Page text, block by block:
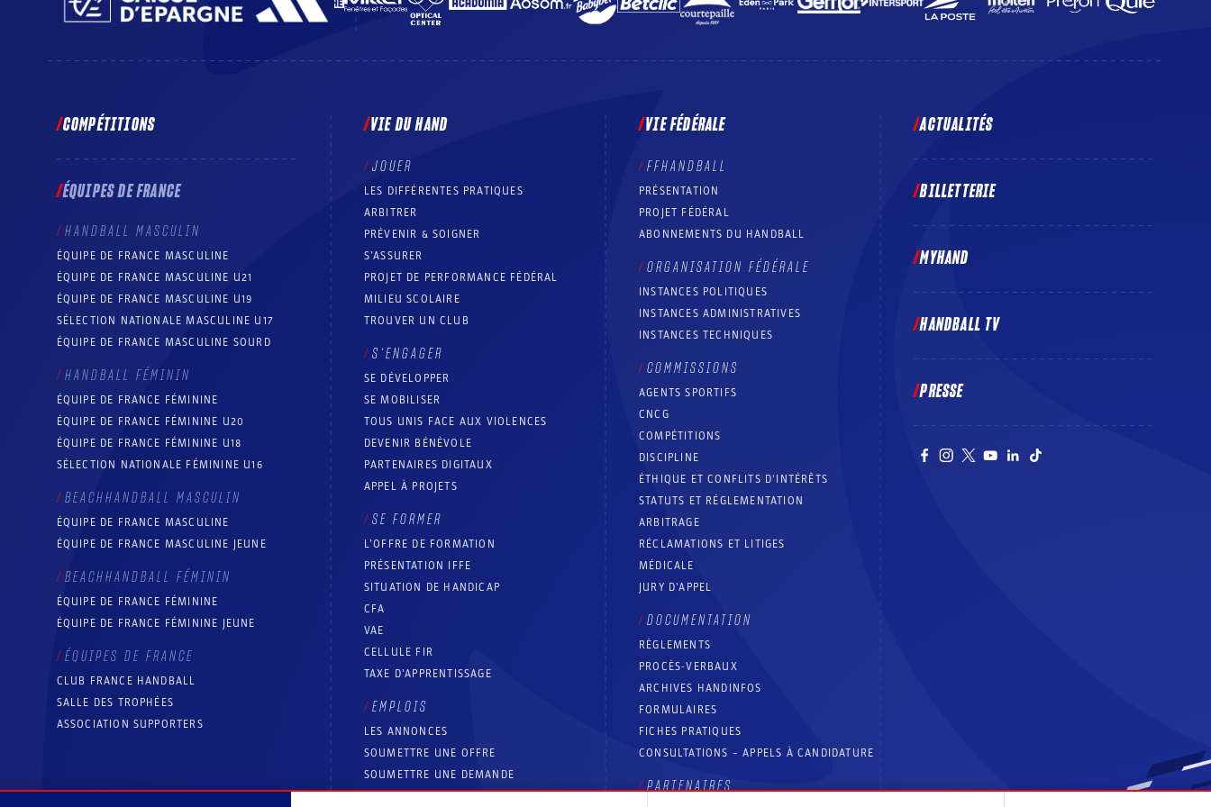
COMPÉTITIONS
ÉQUIPES DE FRANCE
HANDBALL MASCULIN
ÉQUIPE DE FRANCE MASCULINE
ÉQUIPE DE FRANCE MASCULINE U21
ÉQUIPE DE FRANCE MASCULINE U19
SÉLECTION NATIONALE MASCULINE U17
ÉQUIPE DE FRANCE MASCULINE SOURD
HANDBALL FÉMININ
ÉQUIPE DE FRANCE FÉMININE
ÉQUIPE DE FRANCE FÉMININE U20
ÉQUIPE DE FRANCE FÉMININE U18
SÉLECTION NATIONALE FÉMININE U16
BEACHHANDBALL MASCULIN
ÉQUIPE DE FRANCE MASCULINE
ÉQUIPE DE FRANCE MASCULINE JEUNE
BEACHHANDBALL FÉMININ
ÉQUIPE DE FRANCE FÉMININE
ÉQUIPE DE FRANCE FÉMININE JEUNE
ÉQUIPES DE FRANCE
CLUB FRANCE HANDBALL
SALLE DES TROPHÉES
ASSOCIATION SUPPORTERS
VIE DU HAND
JOUER
LES DIFFÉRENTES PRATIQUES
ARBITRER
PRÉVENIR & SOIGNER
S’ASSURER
PROJET DE PERFORMANCE FÉDÉRAL
MILIEU SCOLAIRE
TROUVER UN CLUB
S’ENGAGER
SE DÉVELOPPER
SE MOBILISER
TOUS UNIS FACE AUX VIOLENCES
DEVENIR BÉNÉVOLE
PARTENAIRES DIGITAUX
APPEL À PROJETS
SE FORMER
L’OFFRE DE FORMATION
PRÉSENTATION IFFE
SITUATION DE HANDICAP
CFA
VAE
CELLULE FIR
TAXE D’APPRENTISSAGE
EMPLOIS
LES ANNONCES
SOUMETTRE UNE OFFRE
SOUMETTRE UNE DEMANDE
VIE FÉDÉRALE
FFHANDBALL
PRÉSENTATION
PROJET FÉDÉRAL
ABONNEMENTS DU HANDBALL
ORGANISATION FÉDÉRALE
INSTANCES POLITIQUES
INSTANCES ADMINISTRATIVES
INSTANCES TECHNIQUES
COMMISSIONS
AGENTS SPORTIFS
CNCG
COMPÉTITIONS
DISCIPLINE
ÉTHIQUE ET CONFLITS D'INTÉRÊTS
STATUTS ET RÉGLEMENTATION
ARBITRAGE
RÉCLAMATIONS ET LITIGES
MÉDICALE
JURY D’APPEL
DOCUMENTATION
RÈGLEMENTS
PROCÈS-VERBAUX
ARCHIVES HANDINFOS
FORMULAIRES
FICHES PRATIQUES
CONSULTATIONS – APPELS À CANDIDATURE
PARTENAIRES
ACTUALITÉS
BILLETTERIE
MYHAND
HANDBALL TV
PRESSE